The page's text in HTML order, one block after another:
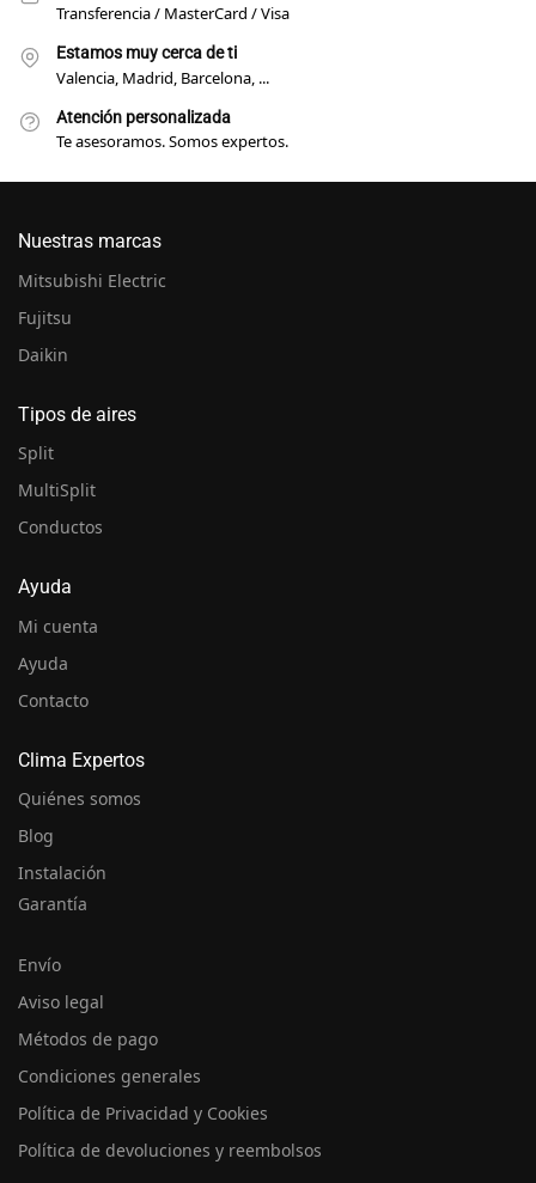
Transferencia / MasterCard / Visa
Estamos muy cerca de ti
Valencia, Madrid, Barcelona, ...
Atención personalizada
Te asesoramos. Somos expertos.
Nuestras marcas
Mitsubishi Electric
Fujitsu
Daikin
Tipos de aires
Split
MultiSplit
Conductos
Ayuda
Mi cuenta
Ayuda
Contacto
Clima Expertos
Quiénes somos
Blog
Instalación
Garantía
Envío
Aviso legal
Métodos de pago
Condiciones generales
Política de Privacidad y Cookies
Política de devoluciones y reembolsos